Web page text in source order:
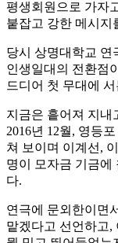
평생회원으로 가자
붙잡고 강한 메시지
당시 상명대학교 연
인생일대의 전환점
드디어 첫 무대에
지금은 흩어져 지내
2016년 12월, 영등
쳐 보이며 이계선,
명이 모자금 기금에
다.
연극에 문외한이면
맡겠다고 선언하고,